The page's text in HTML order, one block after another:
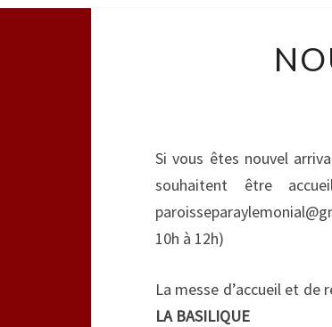
Si vous êtes nouvel
souhaitent être
10h à 12h)
La messe d’accueil et de
LA BASILIQUE